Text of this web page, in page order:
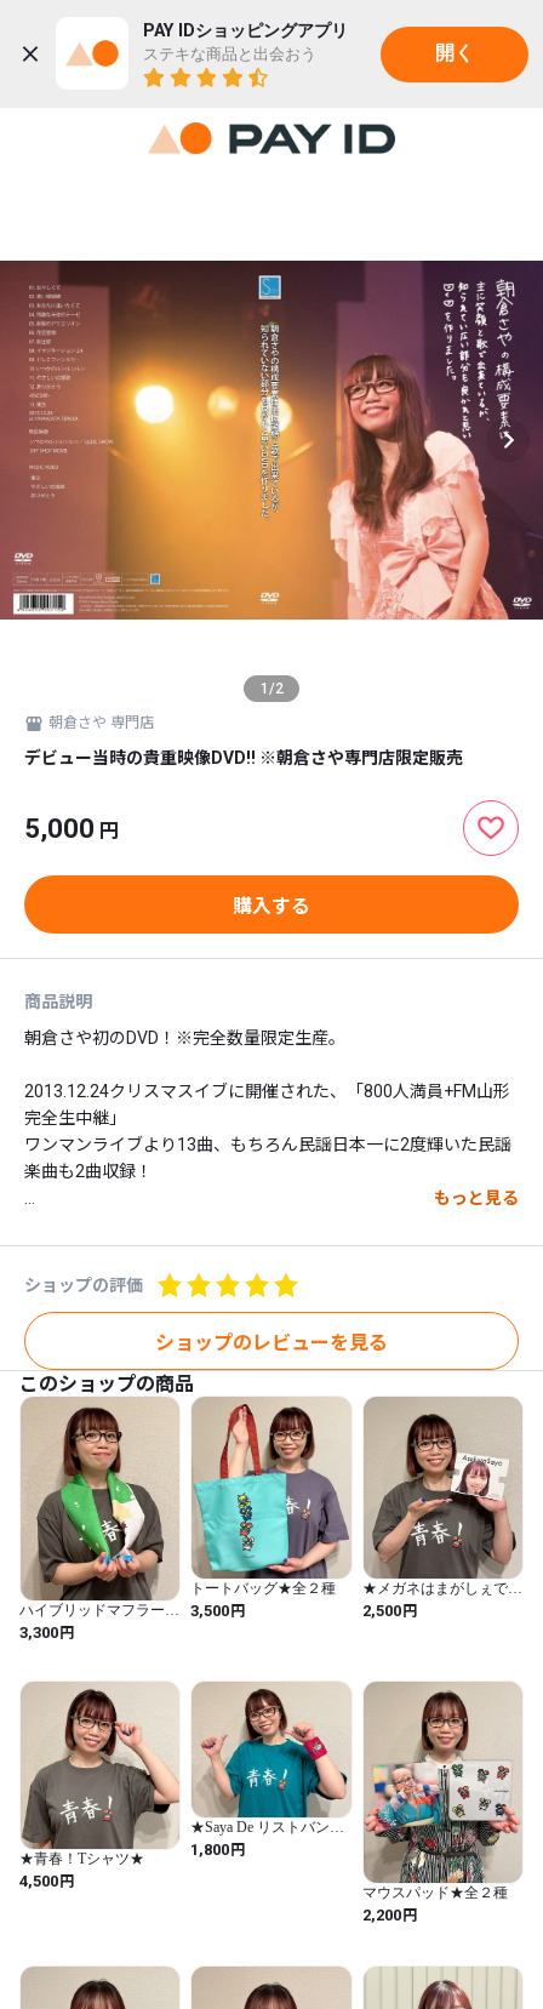
PAY IDショッピングアプリ
ステキな商品と出会おう 開く
1 /2
朝倉さや 専門店
デビュー当時の貴重映像DVD!! ※朝倉さや専門店限定販売
5,000 円
購入する
商品説明
朝倉さや初のDVD！※完全数量限定生産。
2013.12.24クリスマスイブに開催された、「800人満員+FM山形
完全生中継」
ワンマンライブより13曲、もちろん民謡日本一に2度輝いた民謡
楽曲も2曲収録！
「やさしい応援歌」4位の「ありがとさま」　。。。
フルPVを収録！！
18歳で上京した山形娘、涙涙の記録です。
DVDのジャケットやブックレットには朝倉さや直筆のメッセージ
やイラスト、本人が選んだ写真が。内容にも、沢山のアイデアや
想い、愛が詰まっています♪
タイトルは「朝倉さやの構成要素は主に笑顔と歌で出来ている
が、知られていない部分も良かれと思いDVDを作りました」
ジャケットの文字は朝倉さや本人の手書き♪
「朝倉さや専門店」と手売りのみの限定商品★
もっと見る
ショップの評価
ショップのレビューを見る
このショップの商品
ハイブリッドマフラータ
オル★全２種
3,300円
トートバッグ★全２種
3,500円
★メガネはまがしぇでけ
ろ！スタンド★
2,500円
★青春！Tシャツ★
4,500円
★Saya De リストバンド
★
1,800円
マウスパッド★全２種
2,200円